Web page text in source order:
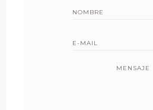
MENSAJE